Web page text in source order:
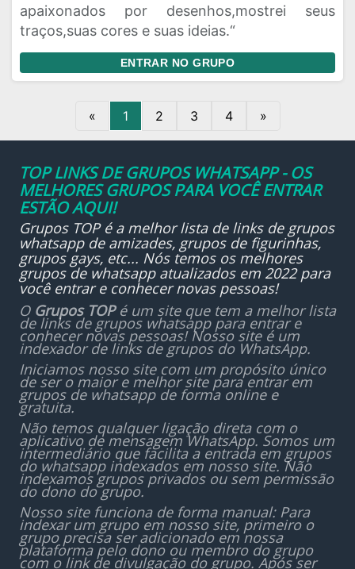
apaixonados por desenhos,mostrei seus
traços,suas cores e suas ideias.“
ENTRAR NO GRUPO
« 1 2 3 4 »
TOP LINKS DE GRUPOS WHATSAPP - OS
MELHORES GRUPOS PARA VOCÊ ENTRAR
ESTÃO AQUI!
Grupos TOP é a melhor lista de links de grupos
whatsapp de amizades, grupos de figurinhas,
grupos gays, etc... Nós temos os melhores
grupos de whatsapp atualizados em 2022 para
você entrar e conhecer novas pessoas!
O Grupos TOPé um site que tem a melhor lista
de links de grupos whatsapp para entrar e
conhecer novas pessoas! Nosso site é um
indexador de links de grupos do WhatsApp.
Iniciamos nosso site com um propósito único
de ser o maior e melhor site para entrar em
grupos de whatsapp de forma online e
gratuita.
Não temos qualquer ligação direta com o
aplicativo de mensagem WhatsApp. Somos um
intermediário que facilita a entrada em grupos
do whatsapp indexados em nosso site. Não
indexamos grupos privados ou sem permissão
do dono do grupo.
Nosso site funciona de forma manual: Para
indexar um grupo em nosso site, primeiro o
grupo precisa ser adicionado em nossa
plataforma pelo dono ou membro do grupo
com o link de divulgação do grupo. Após ser